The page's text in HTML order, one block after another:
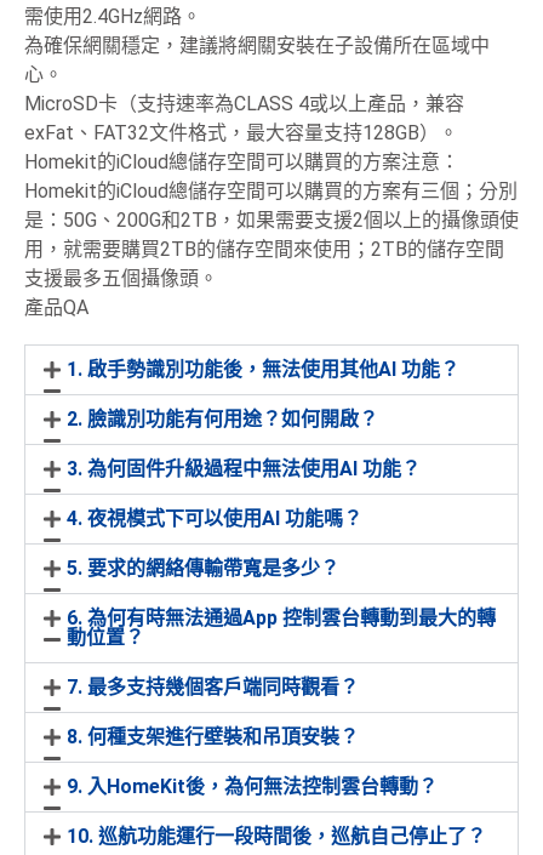
需使用2.4GHz網路。
為確保網關穩定，建議將網關安裝在子設備所在區域中
心。
MicroSD卡（支持速率為CLASS 4或以上產品，兼容
exFat、FAT32文件格式，最大容量支持128GB）。
Homekit的iCloud總儲存空間可以購買的方案注意：
Homekit的iCloud總儲存空間可以購買的方案有三個；分別
是：50G、200G和2TB，如果需要支援2個以上的攝像頭使
用，就需要購買2TB的儲存空間來使用；2TB的儲存空間
支援最多五個攝像頭。
產品QA
1. 啟手勢識別功能後，無法使用其他AI 功能？
2. 臉識別功能有何用途？如何開啟？
3. 為何固件升級過程中無法使用AI 功能？
4. 夜視模式下可以使用AI 功能嗎？
5. 要求的網絡傳輸帶寬是多少？
6. 為何有時無法通過App 控制雲台轉動到最大的轉
動位置？
7. 最多支持幾個客戶端同時觀看？
8. 何種支架進行壁裝和吊頂安裝？
9. 入HomeKit後，為何無法控制雲台轉動？
10. 巡航功能運行一段時間後，巡航自己停止了？